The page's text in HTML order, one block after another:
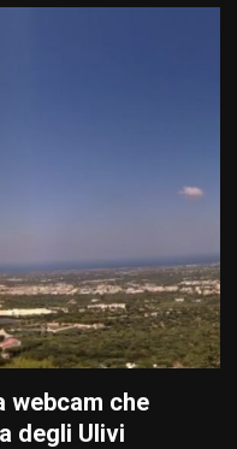
webcam che
degli Ulivi